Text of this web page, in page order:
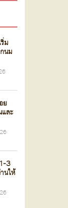
ม
นม
ย
ละ
3
นให้